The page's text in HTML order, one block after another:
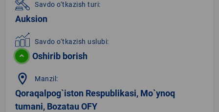
Savdo o‘tkazish turi:
Auksion
Savdo o‘tkazish uslubi:
Oshirib borish
location_on Manzil:
Qoraqalpog`iston Respublikasi, Mo`ynoq
tumani, Bozatau OFY